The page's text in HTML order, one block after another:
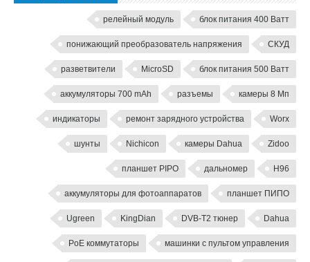
релейный модуль блок питания 400 Ватт
понижающий преобразователь напряжения СКУД
разветвители MicroSD блок питания 500 Ватт
аккумуляторы 700 mAh разъемы камеры 8 Мп
индикаторы ремонт зарядного устройства Worx
шунты Nichicon камеры Dahua Zidoo
планшет PIPO дальномер H96
аккумуляторы для фотоаппаратов планшет ПИПО
Ugreen KingDian DVB-T2 тюнер Dahua
PoE коммутаторы машинки с пультом управления